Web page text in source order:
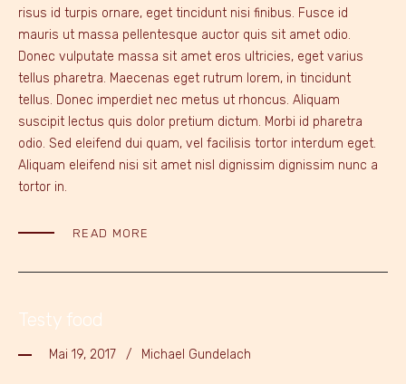
risus id turpis ornare, eget tincidunt nisi finibus. Fusce id
mauris ut massa pellentesque auctor quis sit amet odio.
Donec vulputate massa sit amet eros ultricies, eget varius
tellus pharetra. Maecenas eget rutrum lorem, in tincidunt
tellus. Donec imperdiet nec metus ut rhoncus. Aliquam
suscipit lectus quis dolor pretium dictum. Morbi id pharetra
odio. Sed eleifend dui quam, vel facilisis tortor interdum eget.
Aliquam eleifend nisi sit amet nisl dignissim dignissim nunc a
tortor in.
READ MORE
Testy food
Mai 19, 2017 Michael Gundelach